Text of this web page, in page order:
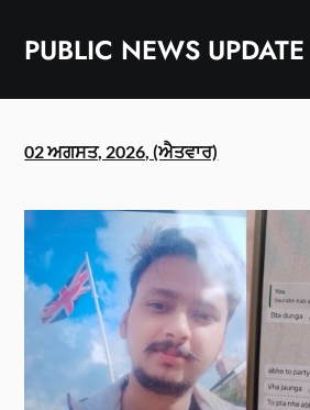
contentPUBLIC NEWS UPDATE
02 ਅਗਸਤ, 2026, (ਐਤਵਾਰ)